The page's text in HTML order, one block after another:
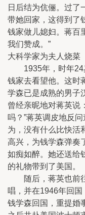
日后结为伉俪。过了
带她回家，这得到了
钱家做儿媳妇。蒋百
我们赞成。”
大科学家为夫人烧菜
1935年，时年24
钱家去看望他。这时
学森已是成熟的男子
曾经亲昵地对蒋英说
吗？”蒋英调皮地反
为，没有什么比快活
高兴，为钱学森弹奏
如痴如醉。她还送给
的礼物带到了美国。
随后，蒋英也前往
唱，并在1946年回国
钱学森回国，重提婚